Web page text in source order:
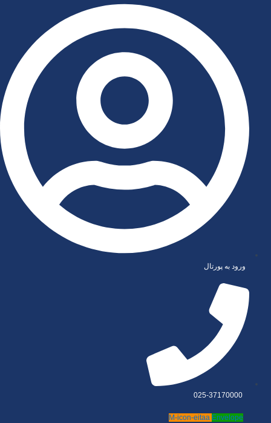
ورود به پورتال
025-37170000
M-icon-eitaa Envelope